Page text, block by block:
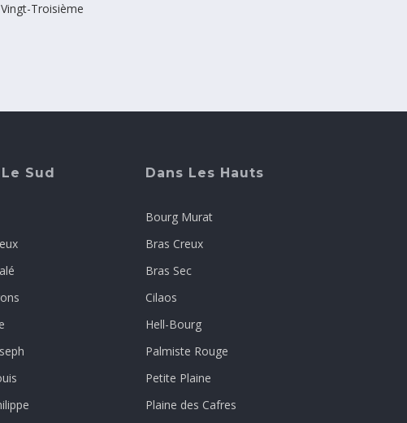
Vingt-Troisième
Sud Dans Les Hauts
Bourg Murat
Bras Creux
Bras Sec
Cilaos
Hell-Bourg
Palmiste Rouge
Petite Plaine
Plaine des Cafres